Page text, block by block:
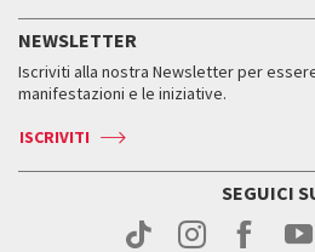
Come raggiungerci
Come raggiungerci
Contatti
Press
Orari e sedi
Biglietti
Servizi al pubblico
Come raggiungerci
Contatti
Storia
Orari e sedi
NEWSLETTER
Iscriviti alla nostra Newsletter per
manifestazioni e le iniziative.
ISCRIVITI
SEGUICI